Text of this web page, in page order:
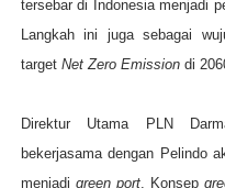
tersebar di Indonesia menjadi
Langkah ini juga sebagai
target Net Zero Emissiondi
Direktur Utama PLN
bekerjasama dengan Pelindo
menjadi green port. Konsep